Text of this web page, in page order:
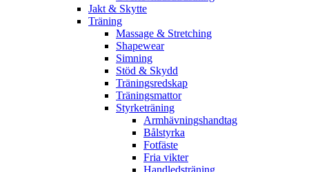
Jakt & Skytte
Träning
Massage & Stretching
Shapewear
Simning
Stöd & Skydd
Träningsredskap
Träningsmattor
Styrketräning
Armhävningshandtag
Bålstyrka
Fotfäste
Fria vikter
Handledsträning